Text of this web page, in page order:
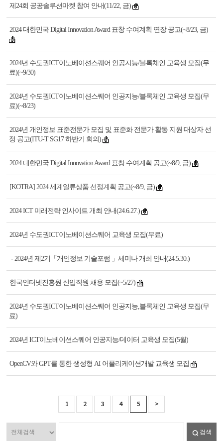
제24회 공공솔루션마켓 참여 안내(11/22, 금)
2024 대한민국 Digital Innovation Award 표창 수여계획 연장 공고(~8/23, 금)
2024년 수도권ICT이노베이션스퀘어 인공지능/블록체인 교육생 모집(무
료)(~9/30)
2024년 수도권ICT이노베이션스퀘어 인공지능/블록체인 교육생 모집(무
료)(~8/23)
2024년 개인정보 표준전문가 모집 및 표준화 전문가 활동 지원 대상자 선
정 공고(ITU-T SG17 하반기 회의)
2024 대한민국 Digital Innovation Award 표창 수여계획 공고(~8/9, 금)
[KOTRA] 2024 세계일류상품 선정계획 공고(~8/9, 금)
2024 ICT 미래전략 인사이트 개최 안내(24.6.27.)
2024년 수도권ICT이노베이션스퀘어 교육생 모집(무료)
- 2024년 제2기「개인정보 기술포럼 」세미나 개최 안내(24.5.30.)
한국인터넷진흥원 신입직원 채용 모집(~5/27)
2024년 수도권ICT이노베이션스퀘어 인공지능,블록체인 교육생 모집(무
료)
2024년 ICT이노베이션스퀘어 인공지능/데이터 교육생 모집(5월)
OpenCV와 GPT를 통한 생성형 AI 어플리케이션개발 교육생 모집
1 2 3 4 5 >
검색